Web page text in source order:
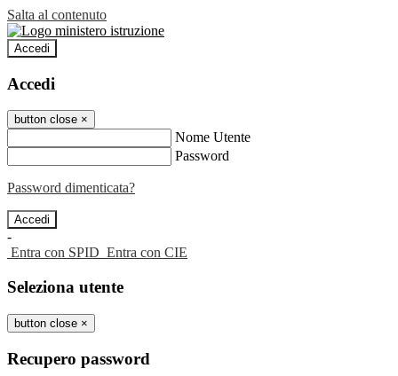
Salta al contenuto
Accedi
Accedi
button close ×
Nome Utente
Password
Password dimenticata?
-
Entra con SPID Entra con CIE
Seleziona utente
button close ×
Recupero password